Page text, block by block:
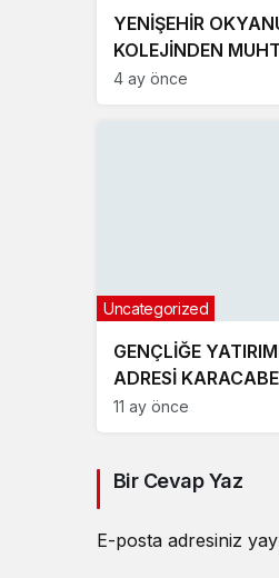
YENİŞEHİR
KOLEJİNDEN
NEVRUZ
4 ay önce
GENÇLİĞE
ADRESİ
Uncategorized
11 ay önce
Bir Cevap Yaz
E-posta adresiniz